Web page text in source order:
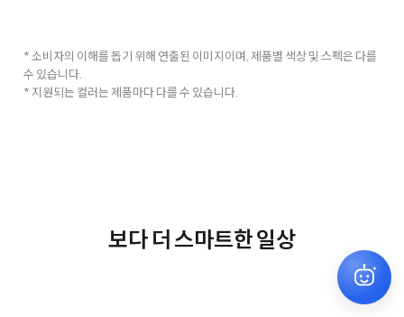
* 소비자의 이해를 돕기 위해 연출된 이미지이며, 제품별 색상 및 스펙은 다를
수 있습니다.
* 지원되는 컬러는 제품마다 다를 수 있습니다.
보다 더 스마트한 일상